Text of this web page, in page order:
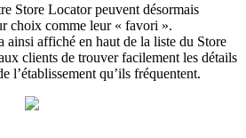
Store Locator peuvent désormais
choix comme leur « favori ».
ainsi affiché en haut de la liste du Store
clients de trouver facilement les détails
l’établissement qu’ils fréquentent.